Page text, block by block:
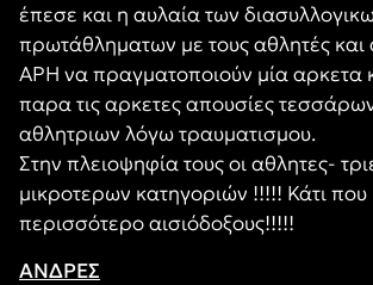
έπεσε και η αυλαία των
πρωτάθληματων με τους αθλητές και
ΑΡΗ να πραγματοποιούν μία αρκετα
παρα τις αρκετες απουσίες
αθλητριων λόγω τραυματισμου.
Στην πλειοψηφία τους οι αθλητες-
μικροτερων κατηγοριών !!!!! Κάτι που
περισσότερο αισιόδοξους!!!!!
ΑΝΔΡΕΣ